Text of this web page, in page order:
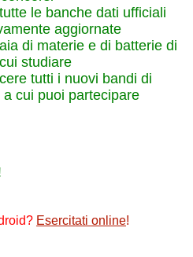
le banche dati ufficiali
aggiornate
di materie e di batterie di
studiare
tutti i nuovi bandi di
a cui puoi partecipare
Esercitati online!